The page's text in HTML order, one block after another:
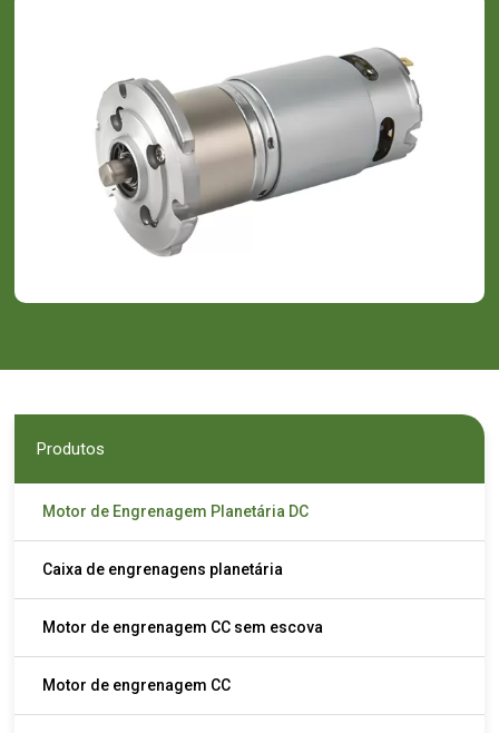
Produtos
Motor de Engrenagem Planetária DC
Caixa de engrenagens planetária
Motor de engrenagem CC sem escova
Motor de engrenagem CC